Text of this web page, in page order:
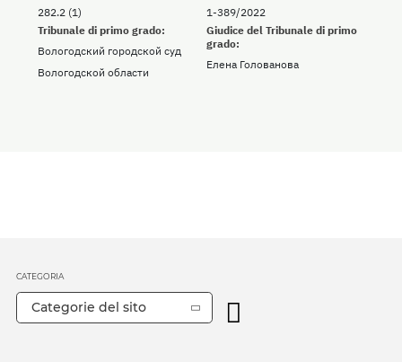
282.2 (1)
1-389/2022
Tribunale di primo grado:
Вологодский городской суд
Вологодской области
Giudice del Tribunale di primo
grado:
Елена Голованова
CATEGORIA
Categorie del sito